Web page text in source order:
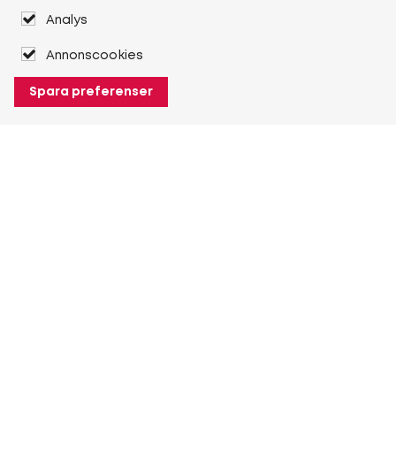
Analys
Annonscookies
Spara preferenser